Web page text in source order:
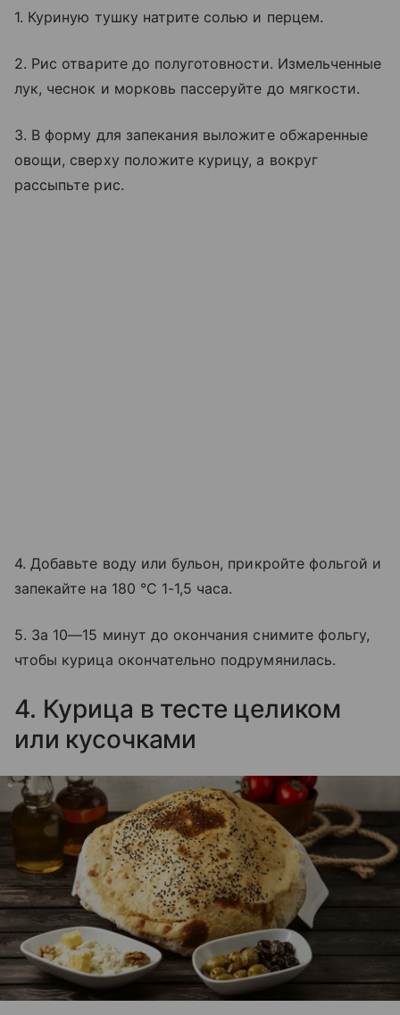
1. Куриную тушку натрите солью и перцем.
2. Рис отварите до полуготовности. Измельченные
лук, чеснок и морковь пассеруйте до мягкости.
3. В форму для запекания выложите обжаренные
овощи, сверху положите курицу, а вокруг
рассыпьте рис.
4. Добавьте воду или бульон, прикройте фольгой и
запекайте на 180 °C 1-1,5 часа.
5. За 10—15 минут до окончания снимите фольгу,
чтобы курица окончательно подрумянилась.
4. Курица в тесте целиком
или кусочками